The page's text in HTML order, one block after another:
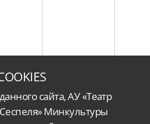
сайта, АУ «Театр
Минкультуры